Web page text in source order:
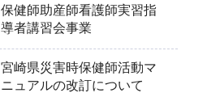
保健師助産師看護師実習指
導者講習会事業
宮崎県災害時保健師活動マ
ニュアルの改訂について